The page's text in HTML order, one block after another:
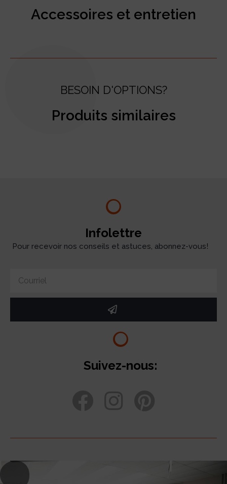
Accessoires et entretien
BESOIN D'OPTIONS?
Produits similaires
Infolettre
Pour recevoir nos conseils et astuces, abonnez-vous!
Suivez-nous: